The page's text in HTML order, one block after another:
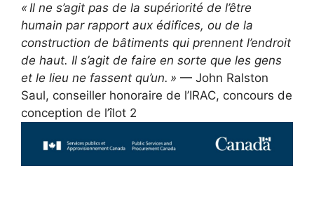
« Il ne s’agit pas de la supériorité de l’être
humain par rapport aux édifices, ou de la
construction de bâtiments qui prennent l’endroit
de haut. Il s’agit de faire en sorte que les gens
et le lieu ne fassent qu’un. » — John Ralston
Saul, conseiller honoraire de l’IRAC, concours de
conception de l’îlot 2